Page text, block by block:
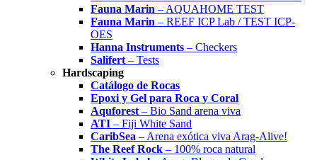
Fauna Marin – AQUAHOME TEST
Fauna Marin – REEF ICP Lab / TEST ICP-
OES
Hanna Instruments – Checkers
Salifert – Tests
Hardscaping
Catálogo de Rocas
Epoxi y Gel para Roca y Coral
Aquforest – Bio Sand arena viva
ATI – Fiji White Sand
CaribSea – Arena exótica viva Arag-Alive!
The Reef Rock – 100% roca natural